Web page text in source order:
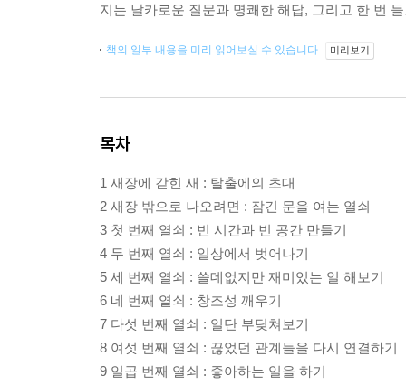
지는 날카로운 질문과 명쾌한 해답, 그리고 한 번
책의 일부 내용을 미리 읽어보실 수 있습니다. 미리보기
목차
1 새장에 갇힌 새 : 탈출에의 초대
2 새장 밖으로 나오려면 : 잠긴 문을 여는 열쇠
3 첫 번째 열쇠 : 빈 시간과 빈 공간 만들기
4 두 번째 열쇠 : 일상에서 벗어나기
5 세 번째 열쇠 : 쓸데없지만 재미있는 일 해보기
6 네 번째 열쇠 : 창조성 깨우기
7 다섯 번째 열쇠 : 일단 부딪쳐보기
8 여섯 번째 열쇠 : 끊었던 관계들을 다시 연결하기
9 일곱 번째 열쇠 : 좋아하는 일을 하기